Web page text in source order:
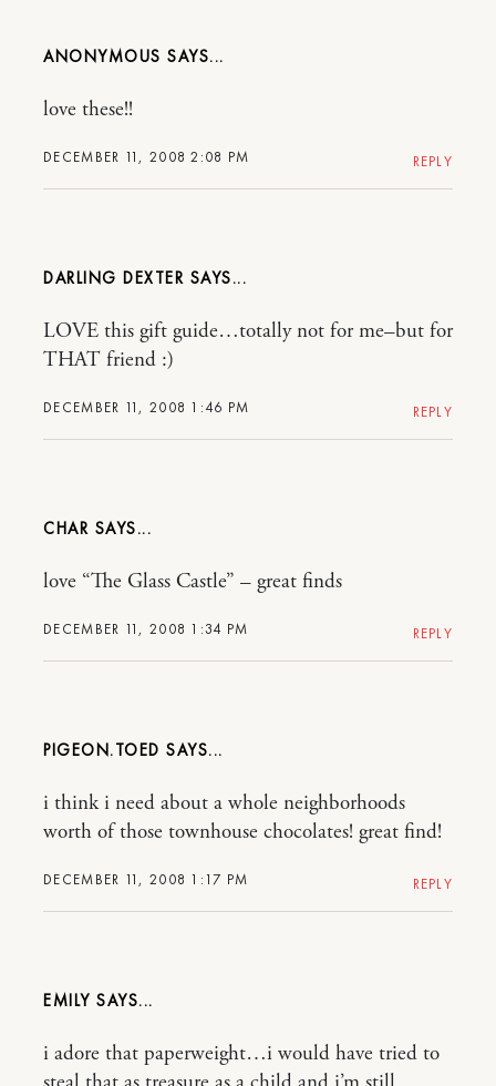
ANONYMOUS
DECEMBER 11, 2008 2:08 PM
love these!!
REPLY
DARLING DEXTER
DECEMBER 11, 2008 1:46 PM
LOVE this gift guide…totally not for me–but for
THAT friend :)
REPLY
CHAR
DECEMBER 11, 2008 1:34 PM
love “The Glass Castle” – great finds
REPLY
PIGEON.TOED
DECEMBER 11, 2008 1:17 PM
i think i need about a whole neighborhoods
worth of those townhouse chocolates! great find!
REPLY
EMILY
i adore that paperweight…i would have tried to